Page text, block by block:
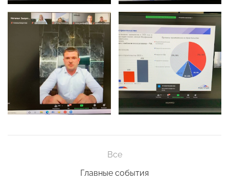
Все
Главные события